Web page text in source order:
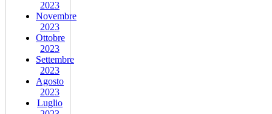
2023
Novembre
2023
Ottobre
2023
Settembre
2023
Agosto
2023
Luglio